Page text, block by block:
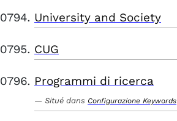
University and Society
CUG
Programmi di ricerca
Situé dans Configurazione Keywords